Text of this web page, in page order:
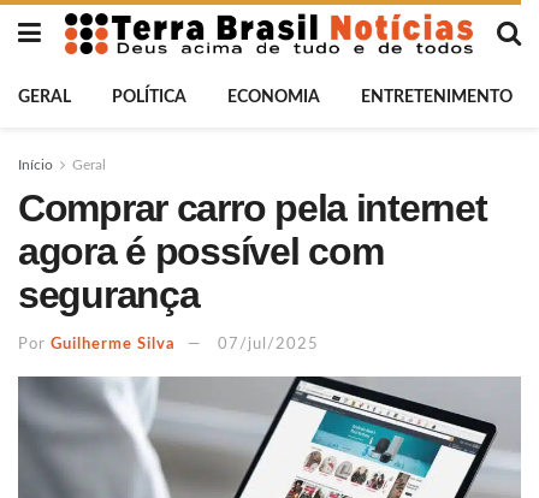
GERAL POLÍTICA ECONOMIA ENTRETENIMENTO
Início Geral
Comprar carro pela internet
agora é possível com
segurança
Por Guilherme Silva 07/jul/2025